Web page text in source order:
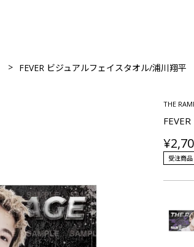
FEVER ビジュアルフェイスタオル/浦川翔平
THE
受注商品